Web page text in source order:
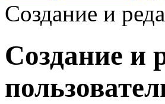
Создание и
Создание и